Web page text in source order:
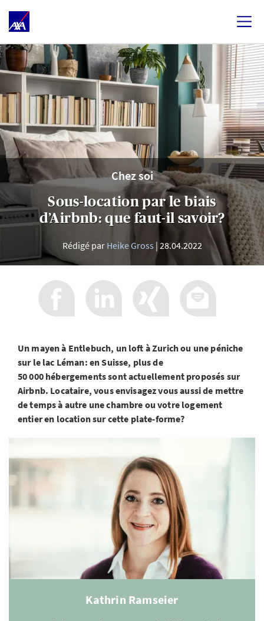
Chez soi
Sous-location par le biais
d’Airbnb: que faut-il savoir?
Rédigé par Heike Gross 28.04.2022
Un mayen à Entlebuch, un loft à Zurich ou une péniche
sur le lac Léman: en Suisse, plus de
50 000 hébergements sont actuellement proposés sur
Airbnb. Locataire, vous envisagez vous aussi de mettre
de temps à autre une chambre ou votre logement
entier en location sur cette plate-forme?
Kathrin Ramseier